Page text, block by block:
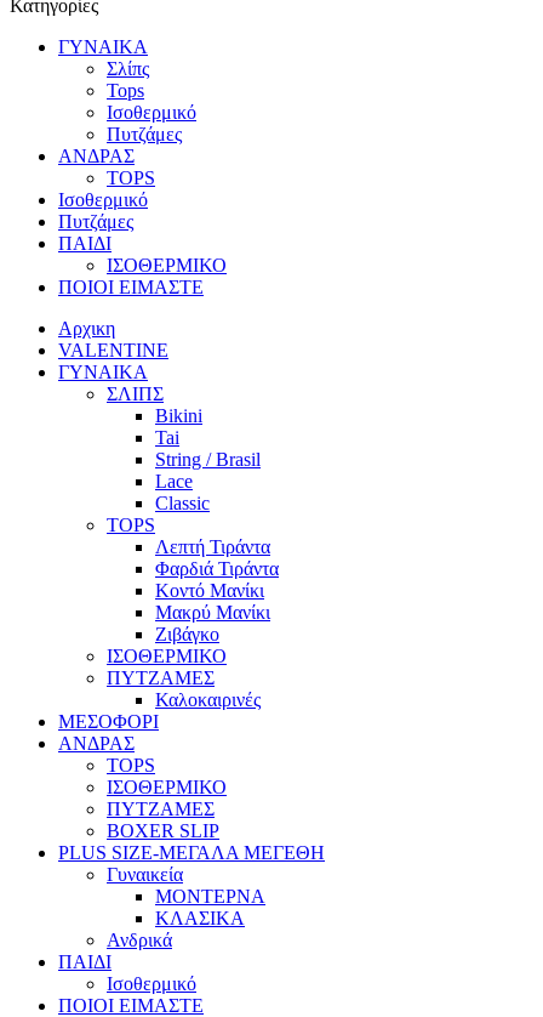
Κατηγορίες
ΓΥΝΑΙΚΑ
Σλίπς
Tops
Ισοθερμικό
Πυτζάμες
ΑΝΔΡΑΣ
TOPS
Ισοθερμικό
Πυτζάμες
ΠΑΙΔΙ
ΙΣΟΘΕΡΜΙΚΟ
ΠΟΙΟΙ ΕΙΜΑΣΤΕ
Αρχικη
VALENTINE
ΓΥΝΑΙΚΑ
ΣΛΙΠΣ
Bikini
Tai
String / Brasil
Lace
Classic
TOPS
Λεπτή Τιράντα
Φαρδιά Τιράντα
Κοντό Μανίκι
Μακρύ Μανίκι
Ζιβάγκο
ΙΣΟΘΕΡΜΙΚΟ
ΠΥΤΖΑΜΕΣ
Καλοκαιρινές
ΜΕΣΟΦΟΡΙ
ΑΝΔΡΑΣ
TOPS
ΙΣΟΘΕΡΜΙΚΟ
ΠΥΤΖΑΜΕΣ
BOXER SLIP
PLUS SIZE-ΜΕΓΑΛΑ ΜΕΓΕΘΗ
Γυναικεία
ΜΟΝΤΕΡΝΑ
ΚΛΑΣΙΚΑ
Ανδρικά
ΠΑΙΔΙ
Ισοθερμικό
ΠΟΙΟΙ ΕΙΜΑΣΤΕ